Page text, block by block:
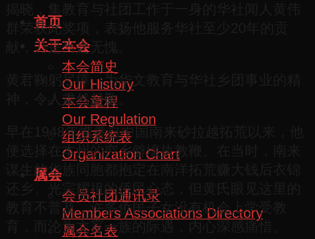
首页
关于本会
本会简史
Our History
本会章程
Our Regulation
组织系统表
Organization Chart
属会
会员社团通讯录
Members Associations Directory
属会名表
群荣获此奖项，表扬他服务华社至少20年的贡
献，乃是当之无愧。
黄君鞠躬尽瘁，为华文教育与华社乡团事业的精
神，令人肃然起敬。
早在1948年携眷自中国南来砂拉越拓荒以来，他
便选择在本州的穷乡僻壤执教鞭。在当时，南来
谋生的华族同胞都抱定在南洋拓荒赚大钱后衣锦
还乡、光宗耀祖的侨民心态，但黄氏眼见这里的
教育不普及，许多侨民子女没有机会上学受教
育，而沦为文盲一族的际遇，内心深感痛惜。